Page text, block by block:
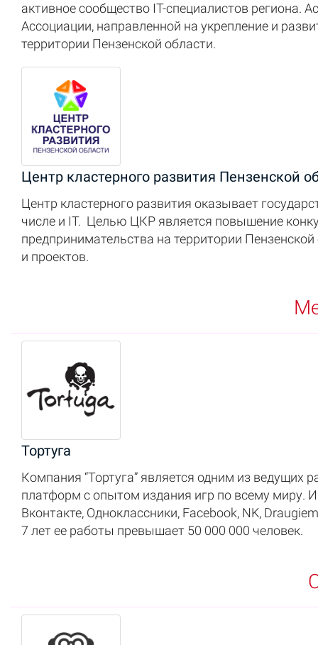
активное сообщество IT-специалистов региона.
Ассоциации, направленной на укрепление и
территории Пензенской области.
Центр кластерного развития Пензенской
Центр кластерного развития оказывает
числе и IT. Целью ЦКР является повышение
предпринимательства на территории
и проектов.
Тортуга
Компания “Тортуга” является одним из ведущих
платформ с опытом издания игр по всему миру.
Вконтакте, Одноклассники, Facebook, NK,
7 лет ее работы превышает 50 000 000 человек.